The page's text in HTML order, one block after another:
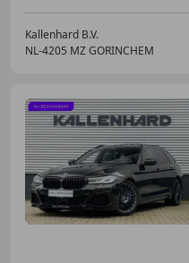
Kallenhard B.V.
NL-4205 MZ GORINCHEM